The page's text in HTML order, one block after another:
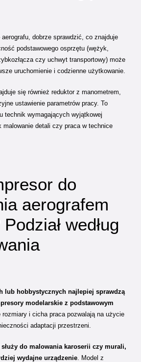
dobrze sprawdzić, co znajduje
podstawowego osprzętu (wężyk,
czy uchwyt transportowy) może
uruchomienie i codzienne użytkowanie.
się również reduktor z manometrem,
ustawienie parametrów pracy. To
technik wymagających wyjątkowej
malowanie detali czy praca w technice
do
aerografem
według
lub hobbystycznych najlepiej sprawdzą
modelarskie z podstawowym
rozmiary i cicha praca pozwalają na użycie
adaptacji przestrzeni.
do malowania karoserii czy murali,
wydajne urządzenie. Model z